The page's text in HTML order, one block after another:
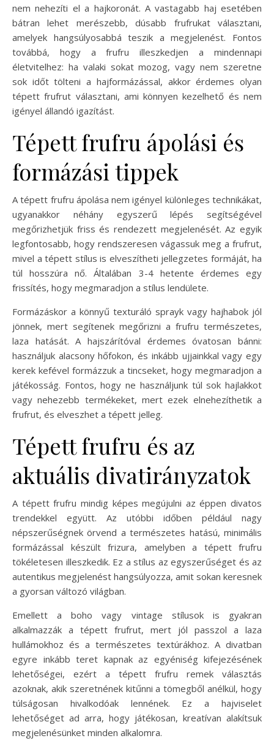
nem nehezíti el a hajkoronát. A vastagabb haj esetében
bátran lehet merészebb, dúsabb frufrukat választani,
amelyek hangsúlyosabbá teszik a megjelenést. Fontos
továbbá, hogy a frufru illeszkedjen a mindennapi
életvitelhez: ha valaki sokat mozog, vagy nem szeretne
sok időt tölteni a hajformázással, akkor érdemes olyan
tépett frufrut választani, ami könnyen kezelhető és nem
igényel állandó igazítást.
Tépett frufru ápolási és
formázási tippek
A tépett frufru ápolása nem igényel különleges technikákat,
ugyanakkor néhány egyszerű lépés segítségével
megőrizhetjük friss és rendezett megjelenését. Az egyik
legfontosabb, hogy rendszeresen vágassuk meg a frufrut,
mivel a tépett stílus is elveszítheti jellegzetes formáját, ha
túl hosszúra nő. Általában 3-4 hetente érdemes egy
frissítés, hogy megmaradjon a stílus lendülete.
Formázáskor a könnyű texturáló sprayk vagy hajhabok jól
jönnek, mert segítenek megőrizni a frufru természetes,
laza hatását. A hajszárítóval érdemes óvatosan bánni:
használjuk alacsony hőfokon, és inkább ujjainkkal vagy egy
kerek kefével formázzuk a tincseket, hogy megmaradjon a
játékosság. Fontos, hogy ne használjunk túl sok hajlakkot
vagy nehezebb termékeket, mert ezek elnehezíthetik a
frufrut, és elveszhet a tépett jelleg.
Tépett frufru és az
aktuális divatirányzatok
A tépett frufru mindig képes megújulni az éppen divatos
trendekkel együtt. Az utóbbi időben például nagy
népszerűségnek örvend a természetes hatású, minimális
formázással készült frizura, amelyben a tépett frufru
tökéletesen illeszkedik. Ez a stílus az egyszerűséget és az
autentikus megjelenést hangsúlyozza, amit sokan keresnek
a gyorsan változó világban.
Emellett a boho vagy vintage stílusok is gyakran
alkalmazzák a tépett frufrut, mert jól passzol a laza
hullámokhoz és a természetes textúrákhoz. A divatban
egyre inkább teret kapnak az egyéniség kifejezésének
lehetőségei, ezért a tépett frufru remek választás
azoknak, akik szeretnének kitűnni a tömegből anélkül, hogy
túlságosan hivalkodóak lennének. Ez a hajviselet
lehetőséget ad arra, hogy játékosan, kreatívan alakítsuk
megjelenésünket minden alkalomra.